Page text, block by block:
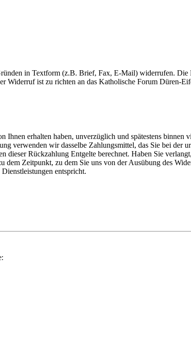
in Textform (z.B. Brief, Fax, E-Mail) widerrufen.
Widerruf ist zu richten an das Katholische Forum Düren-
erhalten haben, unverzüglich und spätestens binnen
verwenden wir dasselbe Zahlungsmittel, das Sie bei der
Rückzahlung Entgelte berechnet. Haben Sie
dem Zeitpunkt, zu dem Sie uns von der Ausübung des
entspricht.